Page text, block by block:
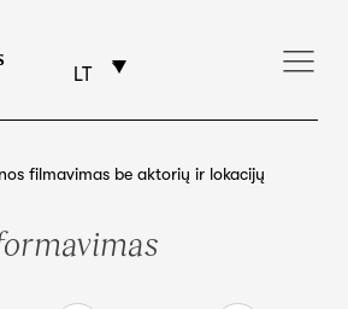
LT
filmavimas be aktorių ir lokacijų